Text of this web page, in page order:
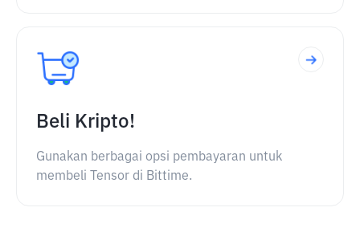
Beli Kripto!
Gunakan berbagai opsi pembayaran untuk
membeli Tensor di Bittime.